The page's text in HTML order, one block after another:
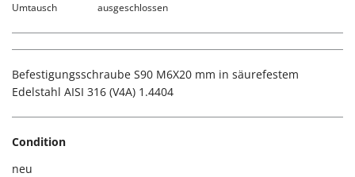
Umtausch
ausgeschlossen
Befestigungsschraube S90 M6X20 mm in säurefestem
Edelstahl AISI 316 (V4A) 1.4404
Condition
neu